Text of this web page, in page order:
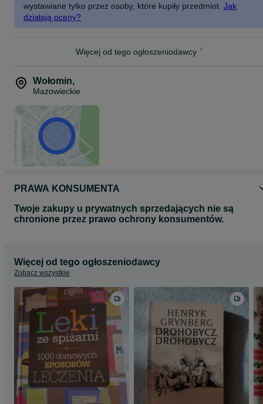
wystawiane tylko przez osoby, które kupiły przedmiot. Jak
działają oceny?
Więcej od tego ogłoszeniodawcy
Wołomin,
Mazowieckie
PRAWA KONSUMENTA
Twoje zakupy u prywatnych sprzedających nie są
chronione przez prawo ochrony konsumentów.
Więcej od tego ogłoszeniodawcy
Zobacz wszystkie